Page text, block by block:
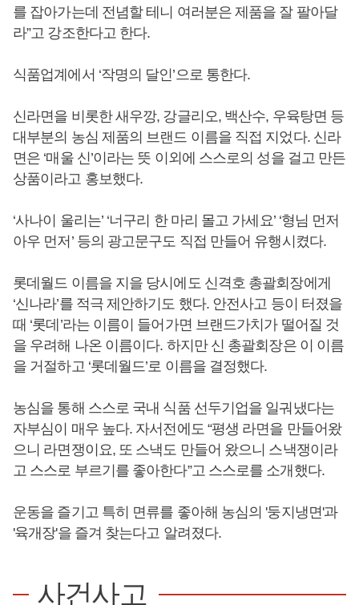
를 잡아가는데 전념할 테니 여러분은 제품을 잘 팔아달
라”고 강조한다고 한다.
식품업계에서 ‘작명의 달인’으로 통한다.
신라면을 비롯한 새우깡, 강글리오, 백산수, 우육탕면 등
대부분의 농심 제품의 브랜드 이름을 직접 지었다. 신라
면은 ‘매울 신’이라는 뜻 이외에 스스로의 성을 걸고 만든
상품이라고 홍보했다.
‘사나이 울리는’ ‘너구리 한 마리 몰고 가세요’ ‘형님 먼저
아우 먼저’ 등의 광고문구도 직접 만들어 유행시켰다.
롯데월드 이름을 지을 당시에도 신격호 총괄회장에게
‘신나라’를 적극 제안하기도 했다. 안전사고 등이 터졌을
때 ‘롯데’라는 이름이 들어가면 브랜드가치가 떨어질 것
을 우려해 나온 이름이다. 하지만 신 총괄회장은 이 이름
을 거절하고 ‘롯데월드’로 이름을 결정했다.
농심을 통해 스스로 국내 식품 선두기업을 일궈냈다는
자부심이 매우 높다. 자서전에도 “평생 라면을 만들어왔
으니 라면쟁이요, 또 스낵도 만들어 왔으니 스낵쟁이라
고 스스로 부르기를 좋아한다”고 스스로를 소개했다.
운동을 즐기고 특히 면류를 좋아해 농심의 '둥지냉면'과
'육개장'을 즐겨 찾는다고 알려졌다.
사건사고